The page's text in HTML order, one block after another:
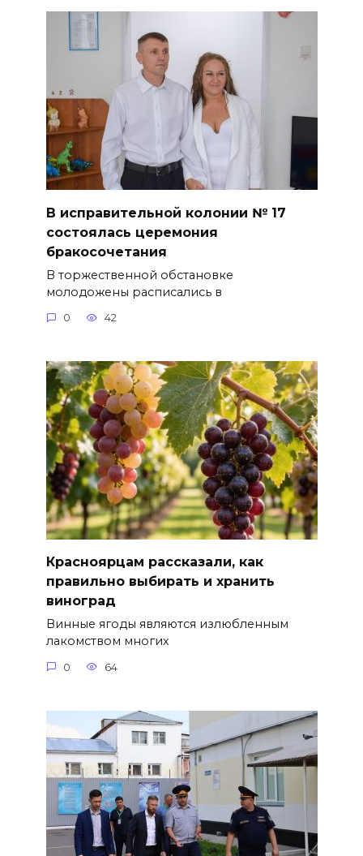
В исправительной колонии № 17
состоялась церемония
бракосочетания
В торжественной обстановке
молодожены расписались в
0 42
Красноярцам рассказали, как
правильно выбирать и хранить
виноград
Винные ягоды являются излюбленным
лакомством многих
0 64